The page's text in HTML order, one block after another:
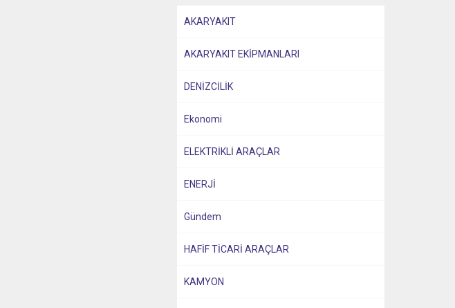
AKARYAKIT
AKARYAKIT EKİPMANLARI
DENİZCİLİK
Ekonomi
ELEKTRİKLİ ARAÇLAR
ENERJİ
Gündem
HAFİF TİCARİ ARAÇLAR
KAMYON